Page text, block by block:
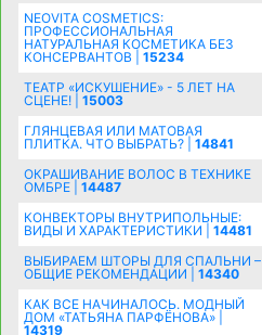
NEOVITA COSMETICS:
ПРОФЕССИОНАЛЬНАЯ
НАТУРАЛЬНАЯ КОСМЕТИКА БЕЗ
КОНСЕРВАНТОВ | 15234
ТЕАТР «ИСКУШЕНИЕ» - 5 ЛЕТ НА
СЦЕНЕ! | 15003
ГЛЯНЦЕВАЯ ИЛИ МАТОВАЯ
ПЛИТКА. ЧТО ВЫБРАТЬ? | 14841
ОКРАШИВАНИЕ ВОЛОС В ТЕХНИКЕ
ОМБРЕ | 14487
КОНВЕКТОРЫ ВНУТРИПОЛЬНЫЕ:
ВИДЫ И ХАРАКТЕРИСТИКИ | 14481
ВЫБИРАЕМ ШТОРЫ ДЛЯ СПАЛЬНИ –
ОБЩИЕ РЕКОМЕНДАЦИИ | 14340
КАК ВСЕ НАЧИНАЛОСЬ. МОДНЫЙ
ДОМ «ТАТЬЯНА ПАРФЁНОВА» |
14319